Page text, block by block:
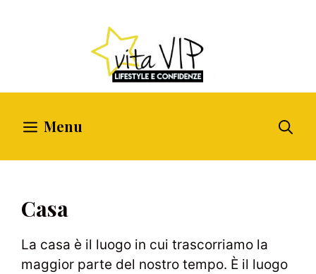
Menu
Casa
La casa è il luogo in cui trascorriamo la
maggior parte del nostro tempo. È il luogo